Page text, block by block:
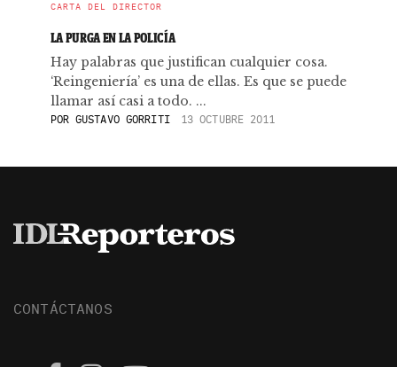
CARTA DEL DIRECTOR
LA PURGA EN LA POLICÍA
Hay palabras que justifican cualquier cosa.
‘Reingeniería’ es una de ellas. Es que se puede
llamar así casi a todo. ...
POR GUSTAVO GORRITI 13 OCTUBRE 2011
CONTÁCTANOS